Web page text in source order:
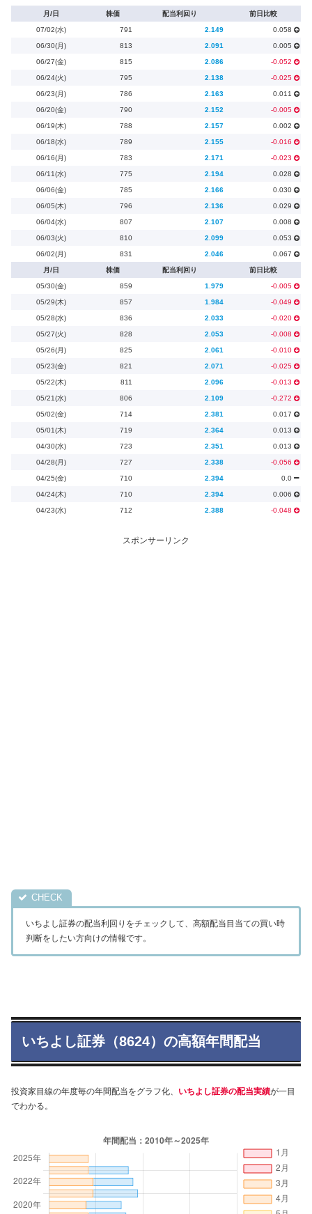
月/日 株価 配当利回り 前日比較
07/02(水) 791 2.149 0.058
06/30(月) 813 2.091 0.005
06/27(金) 815 2.086 -0.052
06/24(火) 795 2.138 -0.025
06/23(月) 786 2.163 0.011
06/20(金) 790 2.152 -0.005
06/19(木) 788 2.157 0.002
06/18(水) 789 2.155 -0.016
06/16(月) 783 2.171 -0.023
06/11(水) 775 2.194 0.028
06/06(金) 785 2.166 0.030
06/05(木) 796 2.136 0.029
06/04(水) 807 2.107 0.008
06/03(火) 810 2.099 0.053
06/02(月) 831 2.046 0.067
月/日 株価 配当利回り 前日比較
05/30(金) 859 1.979 -0.005
05/29(木) 857 1.984 -0.049
05/28(水) 836 2.033 -0.020
05/27(火) 828 2.053 -0.008
05/26(月) 825 2.061 -0.010
05/23(金) 821 2.071 -0.025
05/22(木) 811 2.096 -0.013
05/21(水) 806 2.109 -0.272
05/02(金) 714 2.381 0.017
05/01(木) 719 2.364 0.013
04/30(水) 723 2.351 0.013
04/28(月) 727 2.338 -0.056
04/25(金) 710 2.394 0.0
04/24(木) 710 2.394 0.006
04/23(水) 712 2.388 -0.048
スポンサーリンク
いちよし証券の配当利回りをチェックして、高額配当目当ての買い時
判断をしたい方向けの情報です。
いちよし証券（8624）の高額年間配当
投資家目線の年度毎の年間配当をグラフ化、 いちよし証券の配当実績が一目
でわかる。